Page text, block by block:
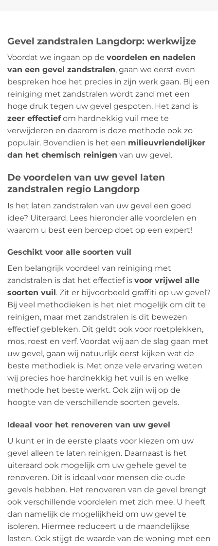
Gevel zandstralen Langdorp: werkwijze
Voordat we ingaan op de voordelen en nadelen
van een gevel zandstralen, gaan we eerst even
bespreken hoe het precies in zijn werk gaan. Bij een
reiniging met zandstralen wordt zand met een
hoge druk tegen uw gevel gespoten. Het zand is
zeer effectiefom hardnekkig vuil mee te
verwijderen en daarom is deze methode ook zo
populair. Bovendien is het een milieuvriendelijker
dan het chemisch reinigen van uw gevel.
De voordelen van uw gevel laten
zandstralen regio Langdorp
Is het laten zandstralen van uw gevel een goed
idee? Uiteraard. Lees hieronder alle voordelen en
waarom u best een beroep doet op een expert!
Geschikt voor alle soorten vuil
Een belangrijk voordeel van reiniging met
zandstralen is dat het effectief is voor vrijwel alle
soorten vuil . Zit er bijvoorbeeld graffiti op uw gevel?
Bij veel methodieken is het niet mogelijk om dit te
reinigen, maar met zandstralen is dit bewezen
effectief gebleken. Dit geldt ook voor roetplekken,
mos, roest en verf. Voordat wij aan de slag gaan met
uw gevel, gaan wij natuurlijk eerst kijken wat de
beste methodiek is. Met onze vele ervaring weten
wij precies hoe hardnekkig het vuil is en welke
methode het beste werkt. Ook zijn wij op de
hoogte van de verschillende soorten gevels.
Ideaal voor het renoveren van uw gevel
U kunt er in de eerste plaats voor kiezen om uw
gevel alleen te laten reinigen. Daarnaast is het
uiteraard ook mogelijk om uw gehele gevel te
renoveren. Dit is ideaal voor mensen die oude
gevels hebben. Het renoveren van de gevel brengt
ook verschillende voordelen met zich mee. U heeft
dan namelijk de mogelijkheid om uw gevel te
isoleren. Hiermee reduceert u de maandelijkse
lasten. Ook stijgt de waarde van de woning met een